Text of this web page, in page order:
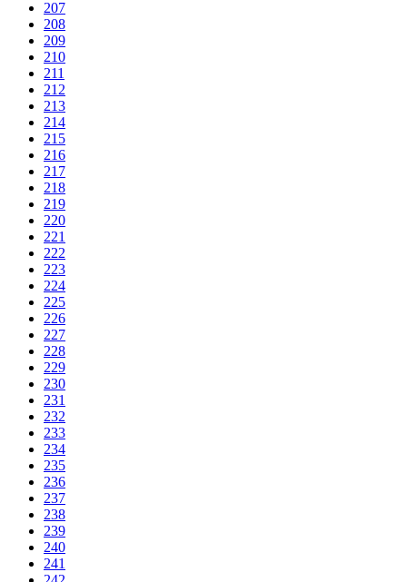
207
208
209
210
211
212
213
214
215
216
217
218
219
220
221
222
223
224
225
226
227
228
229
230
231
232
233
234
235
236
237
238
239
240
241